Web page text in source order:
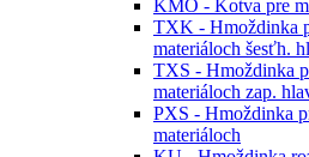
KMO - Kotva pre
TXK - Hmoždinka
materiáloch šesťh.
TXS - Hmoždinka
materiáloch zap.
PXS - Hmoždinka
materiáloch